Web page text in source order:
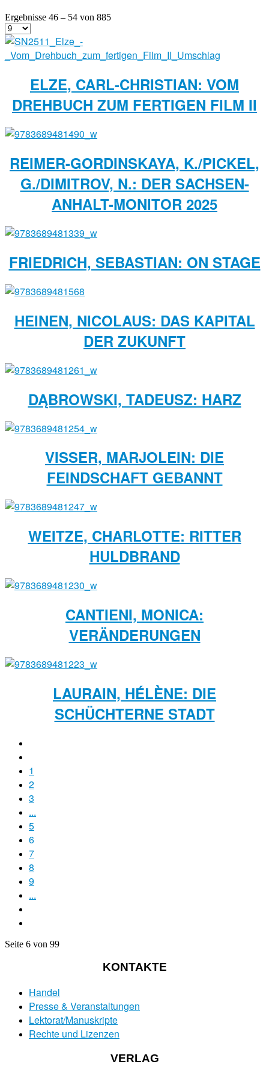
Ergebnisse 46 – 54 von 885
ELZE, CARL-CHRISTIAN: VOM
DREHBUCH ZUM FERTIGEN FILM II
REIMER-GORDINSKAYA, K./PICKEL,
G./DIMITROV, N.: DER SACHSEN-
ANHALT-MONITOR 2025
FRIEDRICH, SEBASTIAN: ON STAGE
HEINEN, NICOLAUS: DAS KAPITAL
DER ZUKUNFT
DĄBROWSKI, TADEUSZ: HARZ
VISSER, MARJOLEIN: DIE
FEINDSCHAFT GEBANNT
WEITZE, CHARLOTTE: RITTER
HULDBRAND
CANTIENI, MONICA:
VERÄNDERUNGEN
LAURAIN, HÉLÈNE: DIE
SCHÜCHTERNE STADT
1
2
3
...
5
6
7
8
9
...
Seite 6 von 99
KONTAKTE
Handel
Presse & Veranstaltungen
Lektorat/Manuskripte
Rechte und Lizenzen
VERLAG